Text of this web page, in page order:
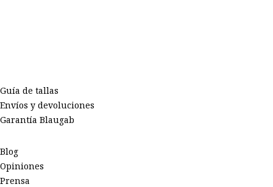
Guía de tallas
Envíos y devoluciones
Garantía Blaugab
Blog
Opiniones
Prensa